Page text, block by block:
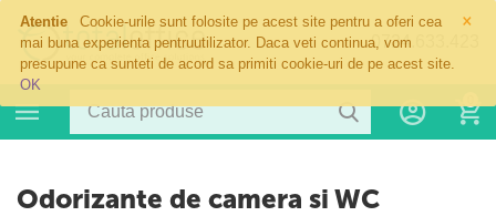
×
Atentie
Cookie-urile sunt folosite pe acest site pentru a oferi cea
mai buna experienta pentruutilizator. Daca veti continua, vom
presupune ca sunteti de acord sa primiti cookie-uri de pe acest site.
OK
0724.633.423
Odorizante de camera si WC